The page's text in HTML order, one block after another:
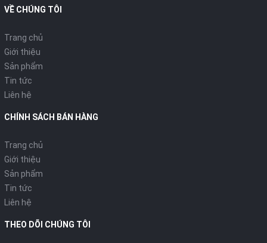
THÔNG SỐ KỸ THUẬT
Thông tin chung
Màu sắc:Hồng
Nhà sản xuất:
Thời gian bảo hành:
Tổng quan Bàn ủi
VỀ CHÚNG TÔI
Trang chủ
Giới thiệu
Sản phẩm
Tin tức
Liên hệ
CHÍNH SÁCH BÁN HÀNG
Trang chủ
Giới thiệu
Sản phẩm
Tin tức
Liên hệ
THEO DÕI CHÚNG TÔI